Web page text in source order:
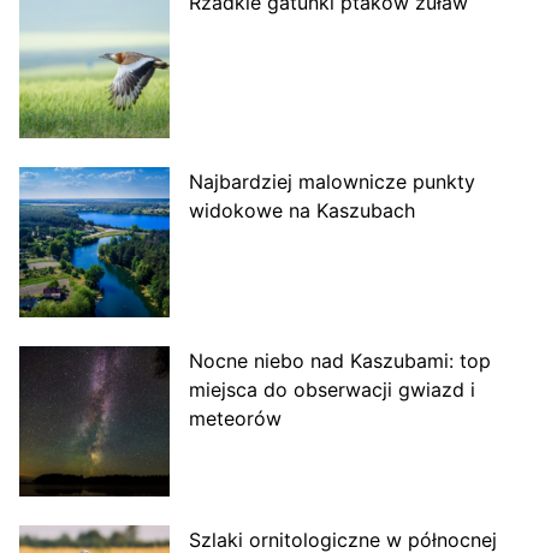
Najbardziej malownicze punkty
widokowe na Kaszubach
Nocne niebo nad Kaszubami: top
miejsca do obserwacji gwiazd i
meteorów
Szlaki ornitologiczne w północnej